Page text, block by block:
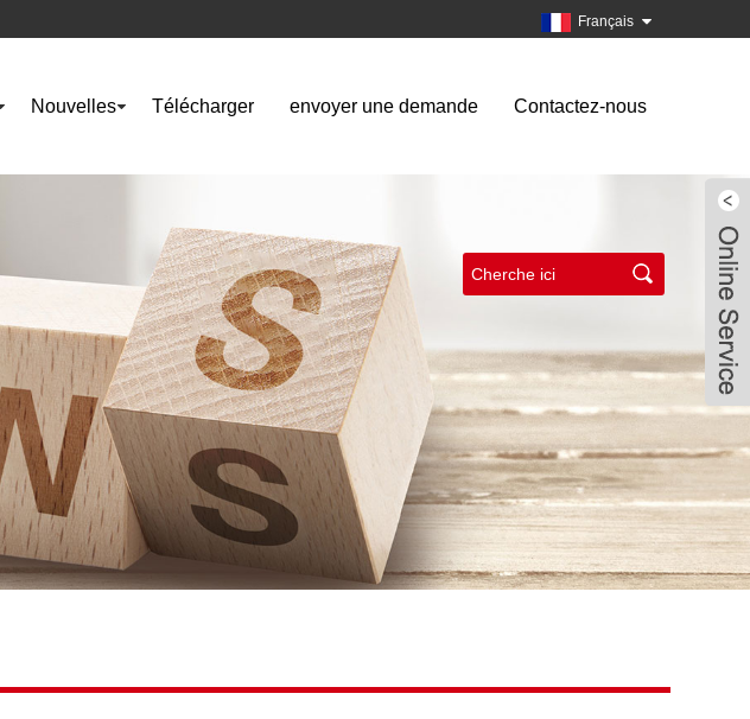
Français
Nouvelles Télécharger envoyer une demande Contactez-nous